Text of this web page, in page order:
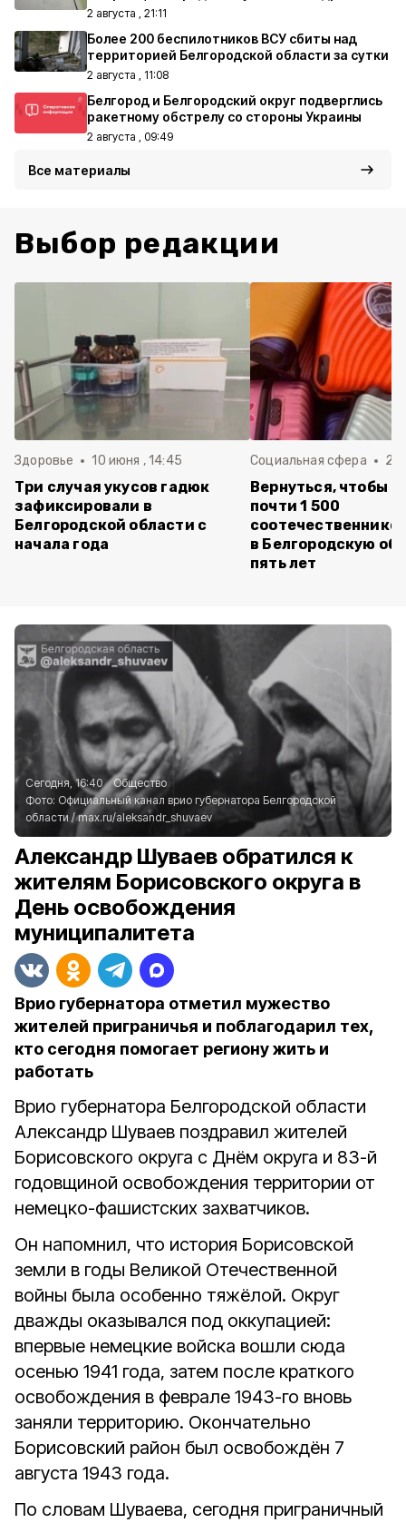
2 августа , 21:11
Более 200 беспилотников ВСУ сбиты над
территорией Белгородской области за сутки
2 августа , 11:08
Белгород и Белгородский округ подверглись
ракетному обстрелу со стороны Украины
2 августа , 09:49
Все материалы
Выбор редакции
Здоровье 10 июня , 14:45
Три случая укусов гадюк
зафиксировали в
Белгородской области с
начала года
Социальная сфера 20
Вернуться, чтобы
почти 1 500
в Белгородскую
пять лет
Сегодня, 16:40
Общество
Фото: Официальный канал врио губернатора Белгородской
области /max.ru/aleksandr_shuvaev
Александр Шуваев обратился к
жителям Борисовского округа в
День освобождения
муниципалитета
Врио губернатора отметил мужество
жителей приграничья и поблагодарил тех,
кто сегодня помогает региону жить и
работать
Врио губернатора Белгородской области
Александр Шуваев поздравил жителей
Борисовского округа с Днём округа и 83-й
годовщиной освобождения территории от
немецко-фашистских захватчиков.
Он напомнил, что история Борисовской
земли в годы Великой Отечественной
войны была особенно тяжёлой. Округ
дважды оказывался под оккупацией:
впервые немецкие войска вошли сюда
осенью 1941 года, затем после краткого
освобождения в феврале 1943-го вновь
заняли территорию. Окончательно
Борисовский район был освобождён 7
августа 1943 года.
По словам Шуваева, сегодня приграничный